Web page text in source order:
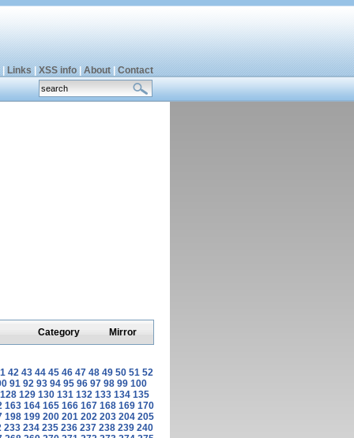
Links XSS info| About| Contact
Category Mirror
42 43 44 45 46 47 48 49 50 51 52
91 92 93 94 95 96 97 98 99 100
128 129 130 131 132 133 134 135
163 164 165 166 167 168 169 170
198 199 200 201 202 203 204 205
233 234 235 236 237 238 239 240